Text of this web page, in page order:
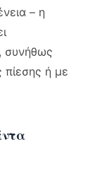
– η
συνήθως
πίεσης ή με